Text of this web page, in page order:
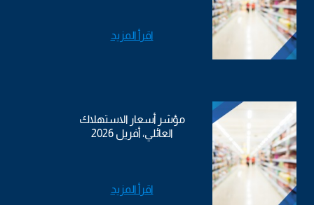
اقرأ المزيد
مؤشر أسعار الاستهلاك
العائلي، أفريل 2026
اقرأ المزيد